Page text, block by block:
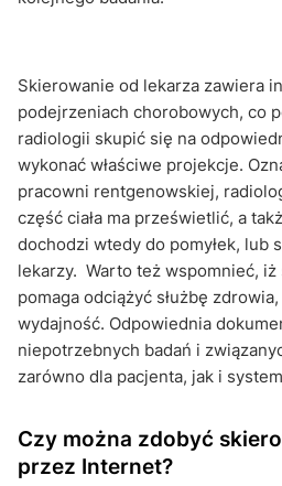
Skierowanie od lekarza zawiera
podejrzeniach chorobowych, co
radiologii skupić się na
wykonać właściwe projekcje.
pracowni rentgenowskiej,
część ciała ma prześwietlić, a
dochodzi wtedy do pomyłek, lub
lekarzy. Warto też wspomnieć, iż
pomaga odciążyć służbę
wydajność. Odpowiednia
niepotrzebnych badań i
zarówno dla pacjenta, jak i
Czy można zdobyć
przez Internet?